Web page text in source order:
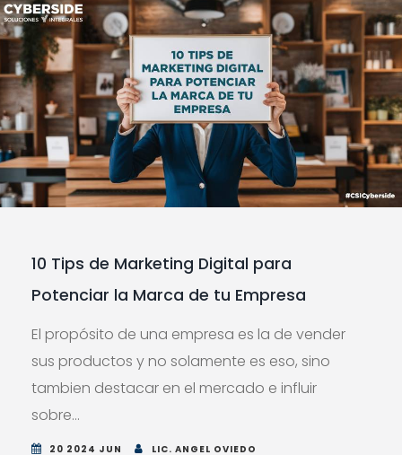
10 Tips de Marketing Digital para
Potenciar la Marca de tu Empresa
El propósito de una empresa es la de vender
sus productos y no solamente es eso, sino
tambien destacar en el mercado e influir
sobre...
20 2024 JUN LIC. ANGEL OVIEDO